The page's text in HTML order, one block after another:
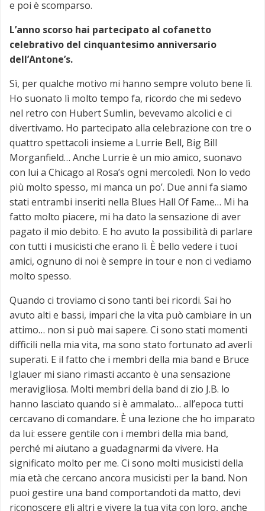
e poi è scomparso.
L’anno scorso hai partecipato al cofanetto
celebrativo del cinquantesimo anniversario
dell’Antone’s.
Sì, per qualche motivo mi hanno sempre voluto bene lì.
Ho suonato lì molto tempo fa, ricordo che mi sedevo
nel retro con Hubert Sumlin, bevevamo alcolici e ci
divertivamo. Ho partecipato alla celebrazione con tre o
quattro spettacoli insieme a Lurrie Bell, Big Bill
Morganfield… Anche Lurrie è un mio amico, suonavo
con lui a Chicago al Rosa’s ogni mercoledì. Non lo vedo
più molto spesso, mi manca un po’. Due anni fa siamo
stati entrambi inseriti nella Blues Hall Of Fame… Mi ha
fatto molto piacere, mi ha dato la sensazione di aver
pagato il mio debito. E ho avuto la possibilità di parlare
con tutti i musicisti che erano lì. È bello vedere i tuoi
amici, ognuno di noi è sempre in tour e non ci vediamo
molto spesso.
Quando ci troviamo ci sono tanti bei ricordi. Sai ho
avuto alti e bassi, impari che la vita può cambiare in un
attimo… non si può mai sapere. Ci sono stati momenti
difficili nella mia vita, ma sono stato fortunato ad averli
superati. E il fatto che i membri della mia band e Bruce
Iglauer mi siano rimasti accanto è una sensazione
meravigliosa. Molti membri della band di zio J.B. lo
hanno lasciato quando si è ammalato… all’epoca tutti
cercavano di comandare. È una lezione che ho imparato
da lui: essere gentile con i membri della mia band,
perché mi aiutano a guadagnarmi da vivere. Ha
significato molto per me. Ci sono molti musicisti della
mia età che cercano ancora musicisti per la band. Non
puoi gestire una band comportandoti da matto, devi
riconoscere gli altri e vivere la tua vita con loro, anche